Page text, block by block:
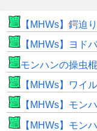
【MHWs】鍔迫り
【MHWs】ヨドバシ行
モンハンの操虫棍「スリン
【MHWs】ワイルズアセン
【MHWs】モンハ
【MHWs】モン